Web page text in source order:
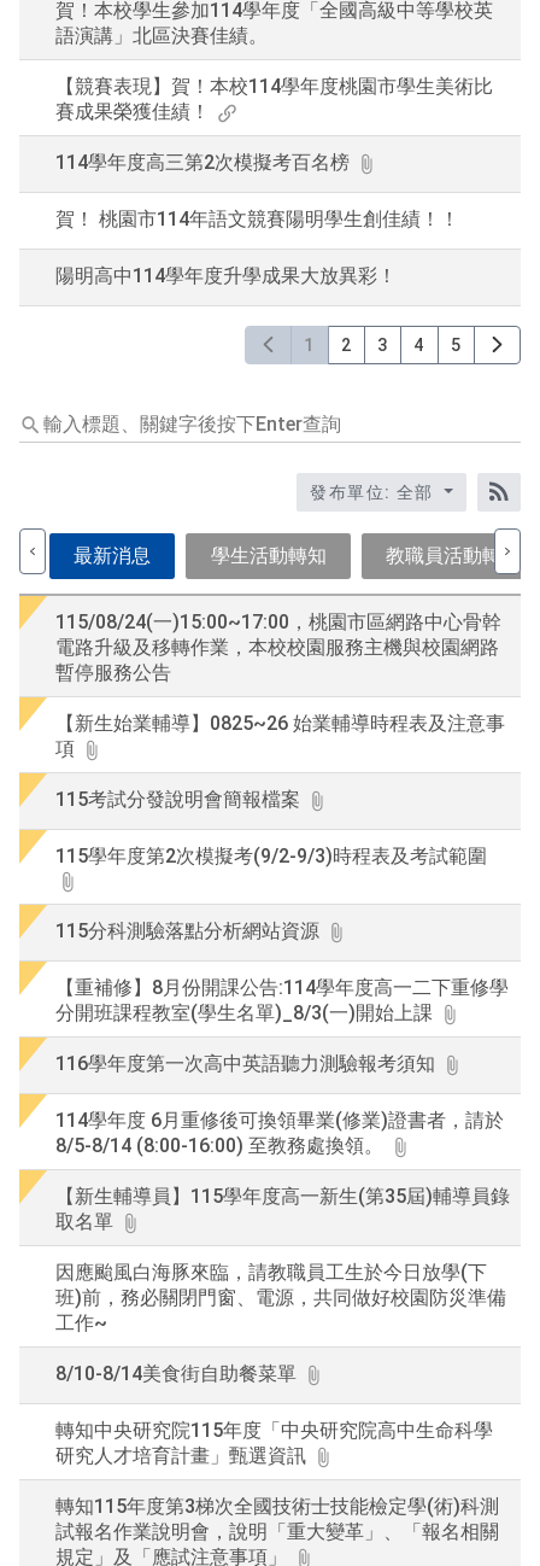
賀！本校學生參加114學年度「全國高級中等學校英
語演講」北區決賽佳績。
【競賽表現】賀！本校114學年度桃園市學生美術比
賽成果榮獲佳績！
114學年度高三第2次模擬考百名榜
賀！ 桃園市114年語文競賽陽明學生創佳績！！
陽明高中114學年度升學成果大放異彩！
1 2 3 4 5
入
關
字
後
發布單位: 全部
最新消息 學生活動轉知 教職員活動轉知
115/08/24(一)15:00~17:00，桃園市區網路中心骨幹
電路升級及移轉作業，本校校園服務主機與校園網路
暫停服務公告
【新生始業輔導】0825~26 始業輔導時程表及注意事
項
115考試分發說明會簡報檔案
115學年度第2次模擬考(9/2-9/3)時程表及考試範圍
115分科測驗落點分析網站資源
【重補修】8月份開課公告:114學年度高一二下重修學
分開班課程教室(學生名單)_8/3(一)開始上課
116學年度第一次高中英語聽力測驗報考須知
114學年度 6月重修後可換領畢業(修業)證書者，請於
8/5-8/14 (8:00-16:00) 至教務處換領。
【新生輔導員】115學年度高一新生(第35屆)輔導員錄
取名單
因應颱風白海豚來臨，請教職員工生於今日放學(下
班)前，務必關閉門窗、電源，共同做好校園防災準備
工作~
8/10-8/14美食街自助餐菜單
轉知中央研究院115年度「中央研究院高中生命科學
研究人才培育計畫」甄選資訊
轉知115年度第3梯次全國技術士技能檢定學(術)科測
試報名作業說明會，說明「重大變革」、「報名相關
規定」及「應試注意事項」